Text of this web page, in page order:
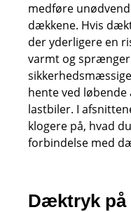
medføre
dækkene. Hvis
der yderligere en
varmt og
hente ved
lastbiler. I
klogere på, hvad
forbindelse med
Dæktryk på